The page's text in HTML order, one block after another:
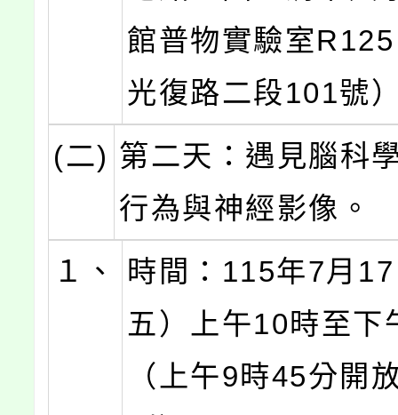
館普物實驗室
光復路二段101號
(二) 第二天：遇見腦科
行為與神經影像。
１、
時間：115年7月
五）上午10時至下
（上午9時45分開